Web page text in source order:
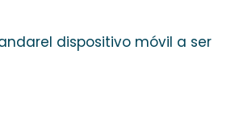
dispositivo móvil a ser